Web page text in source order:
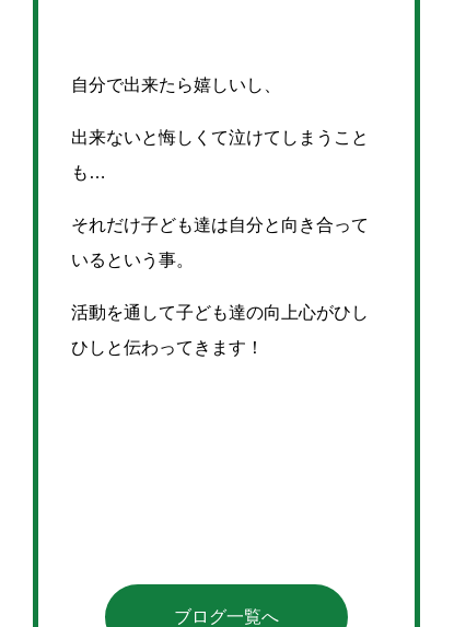
自分で出来たら嬉しいし、
出来ないと悔しくて泣けてしまうこと
も…
それだけ子ども達は自分と向き合って
いるという事。
活動を通して子ども達の向上心がひし
ひしと伝わってきます！
ブログ一覧へ